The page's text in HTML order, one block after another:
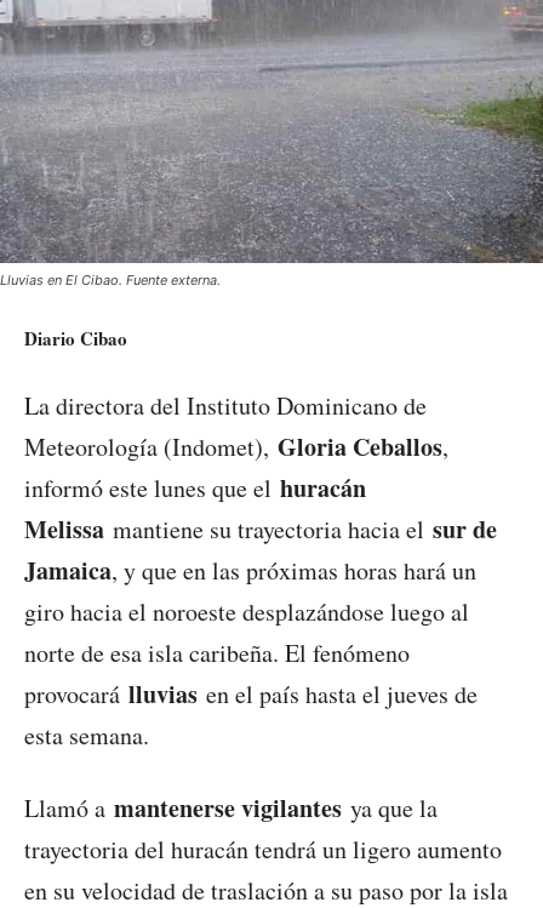
Lluvias en El Cibao. Fuente externa.
Diario Cibao
La directora del Instituto Dominicano de
Meteorología (Indomet), Gloria Ceballos,
informó este lunes que el huracán
Melissa mantiene su trayectoria hacia el sur de
Jamaica, y que en las próximas horas hará un
giro hacia el noroeste desplazándose luego al
norte de esa isla caribeña. El fenómeno
provocará lluvias en el país hasta el jueves de
esta semana.
Llamó a mantenerse vigilantes ya que la
trayectoria del huracán tendrá un ligero aumento
en su velocidad de traslación a su paso por la isla